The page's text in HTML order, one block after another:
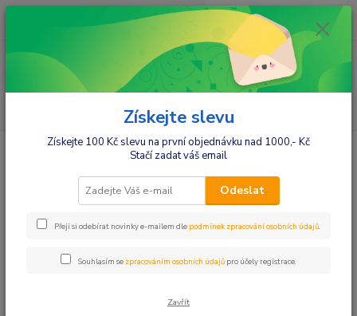
ks
za 0,00 Kč
Gregx Těhotenské legíny 3/4 délka - tyrkys/mořský, vel. XL/XXL
Gregx Těhotenské legíny 3/4
délka - tyrkys/mořský, vel. XL/XXL
Získejte slevu
Získejte 100 Kč slevu na první objednávku nad 1000,- Kč
Stačí zadat váš email
Odeslat
Přeji si odebírat novinky e-mailem dle podmínek zpracování osobních údajů.
Souhlasím se zpracováním osobních údajů pro účely registrace.
Zavřít